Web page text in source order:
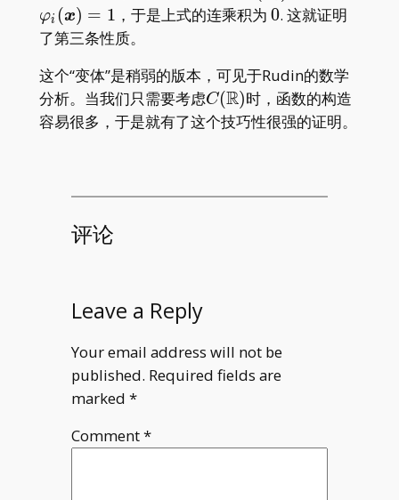
K
B(\boldsymbol{x}_i)
φi (x) = 1 ，于是上式的连乘积为0
0. 这就证明
了第三条性质。
这个“变体”是稍弱的版本，可见于Rudin的数学
分析。当我们只需要考虑C(\mathbb
R)
C(R)时，函数的构造
容易很多，于是就有了这个技巧性很强的证明。
评论
Leave a Reply
Your email address will not be
published. Required fields are
marked *
Comment*